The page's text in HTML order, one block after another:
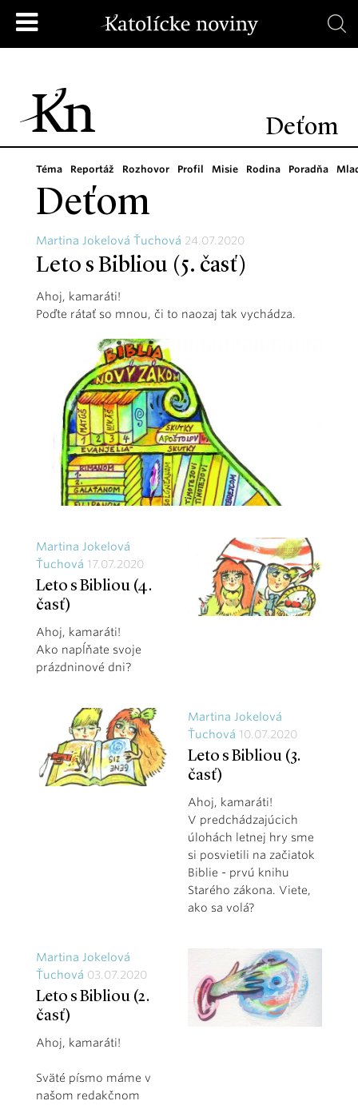
Deťom
Téma Reportáž Rozhovor Profil Misie Rodina Poradňa
Deťom
Martina Jokelová Ťuchová 24.07.2020
Leto s Bibliou (5. časť)
Ahoj, kamaráti!
Poďte rátať so mnou, či to naozaj tak vychádza.
Martina Jokelová
Ťuchová 17.07.2020
Leto s Bibliou (4.
časť)
Ahoj, kamaráti!
Ako napĺňate svoje
prázdninové dni?
Martina Jokelová
Ťuchová 10.07.2020
Leto s Bibliou (3.
časť)
Ahoj, kamaráti!
V predchádzajúcich
úlohách letnej hry sme
si posvietili na začiatok
Biblie - prvú knihu
Starého zákona. Viete,
ako sa volá?
Martina Jokelová
Ťuchová 03.07.2020
Leto s Bibliou (2.
časť)
Ahoj, kamaráti!
Sväté písmo máme v
našom redakčnom